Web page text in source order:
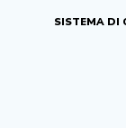
SISTEMA DI